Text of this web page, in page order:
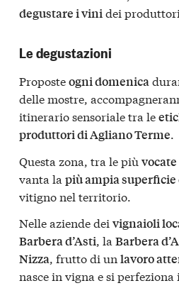
degustare i vinidei
Le degustazioni
Proposteogni domenica
delle mostre,
itinerario sensoriale tra le
produttori di Agliano Terme.
Questa zona, tra le più
vanta la più ampia
vitigno nel territorio.
Nelle aziende dei vignaioli
Barbera d’Asti, la Barbera
Nizza, frutto di un lavoro
nasce in vigna e si